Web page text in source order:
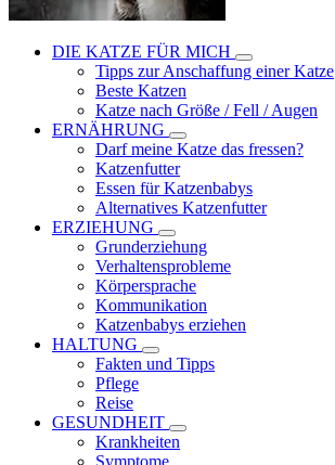
DIE KATZE FÜR MICH
Tipps zur Anschaffung einer Katze
Beste Katzen
Katze nach Größe / Fell / Augen
ERNÄHRUNG
Darf meine Katze das fressen?
Katzenfutter
Essen für Katzenbabys
Alternatives Katzenfutter
ERZIEHUNG
Grunderziehung
Verhaltensprobleme
Körpersprache
Kommunikation
Katzenbabys erziehen
HALTUNG
Fakten und Tipps
Pflege
Reise
GESUNDHEIT
Krankheiten
Symptome